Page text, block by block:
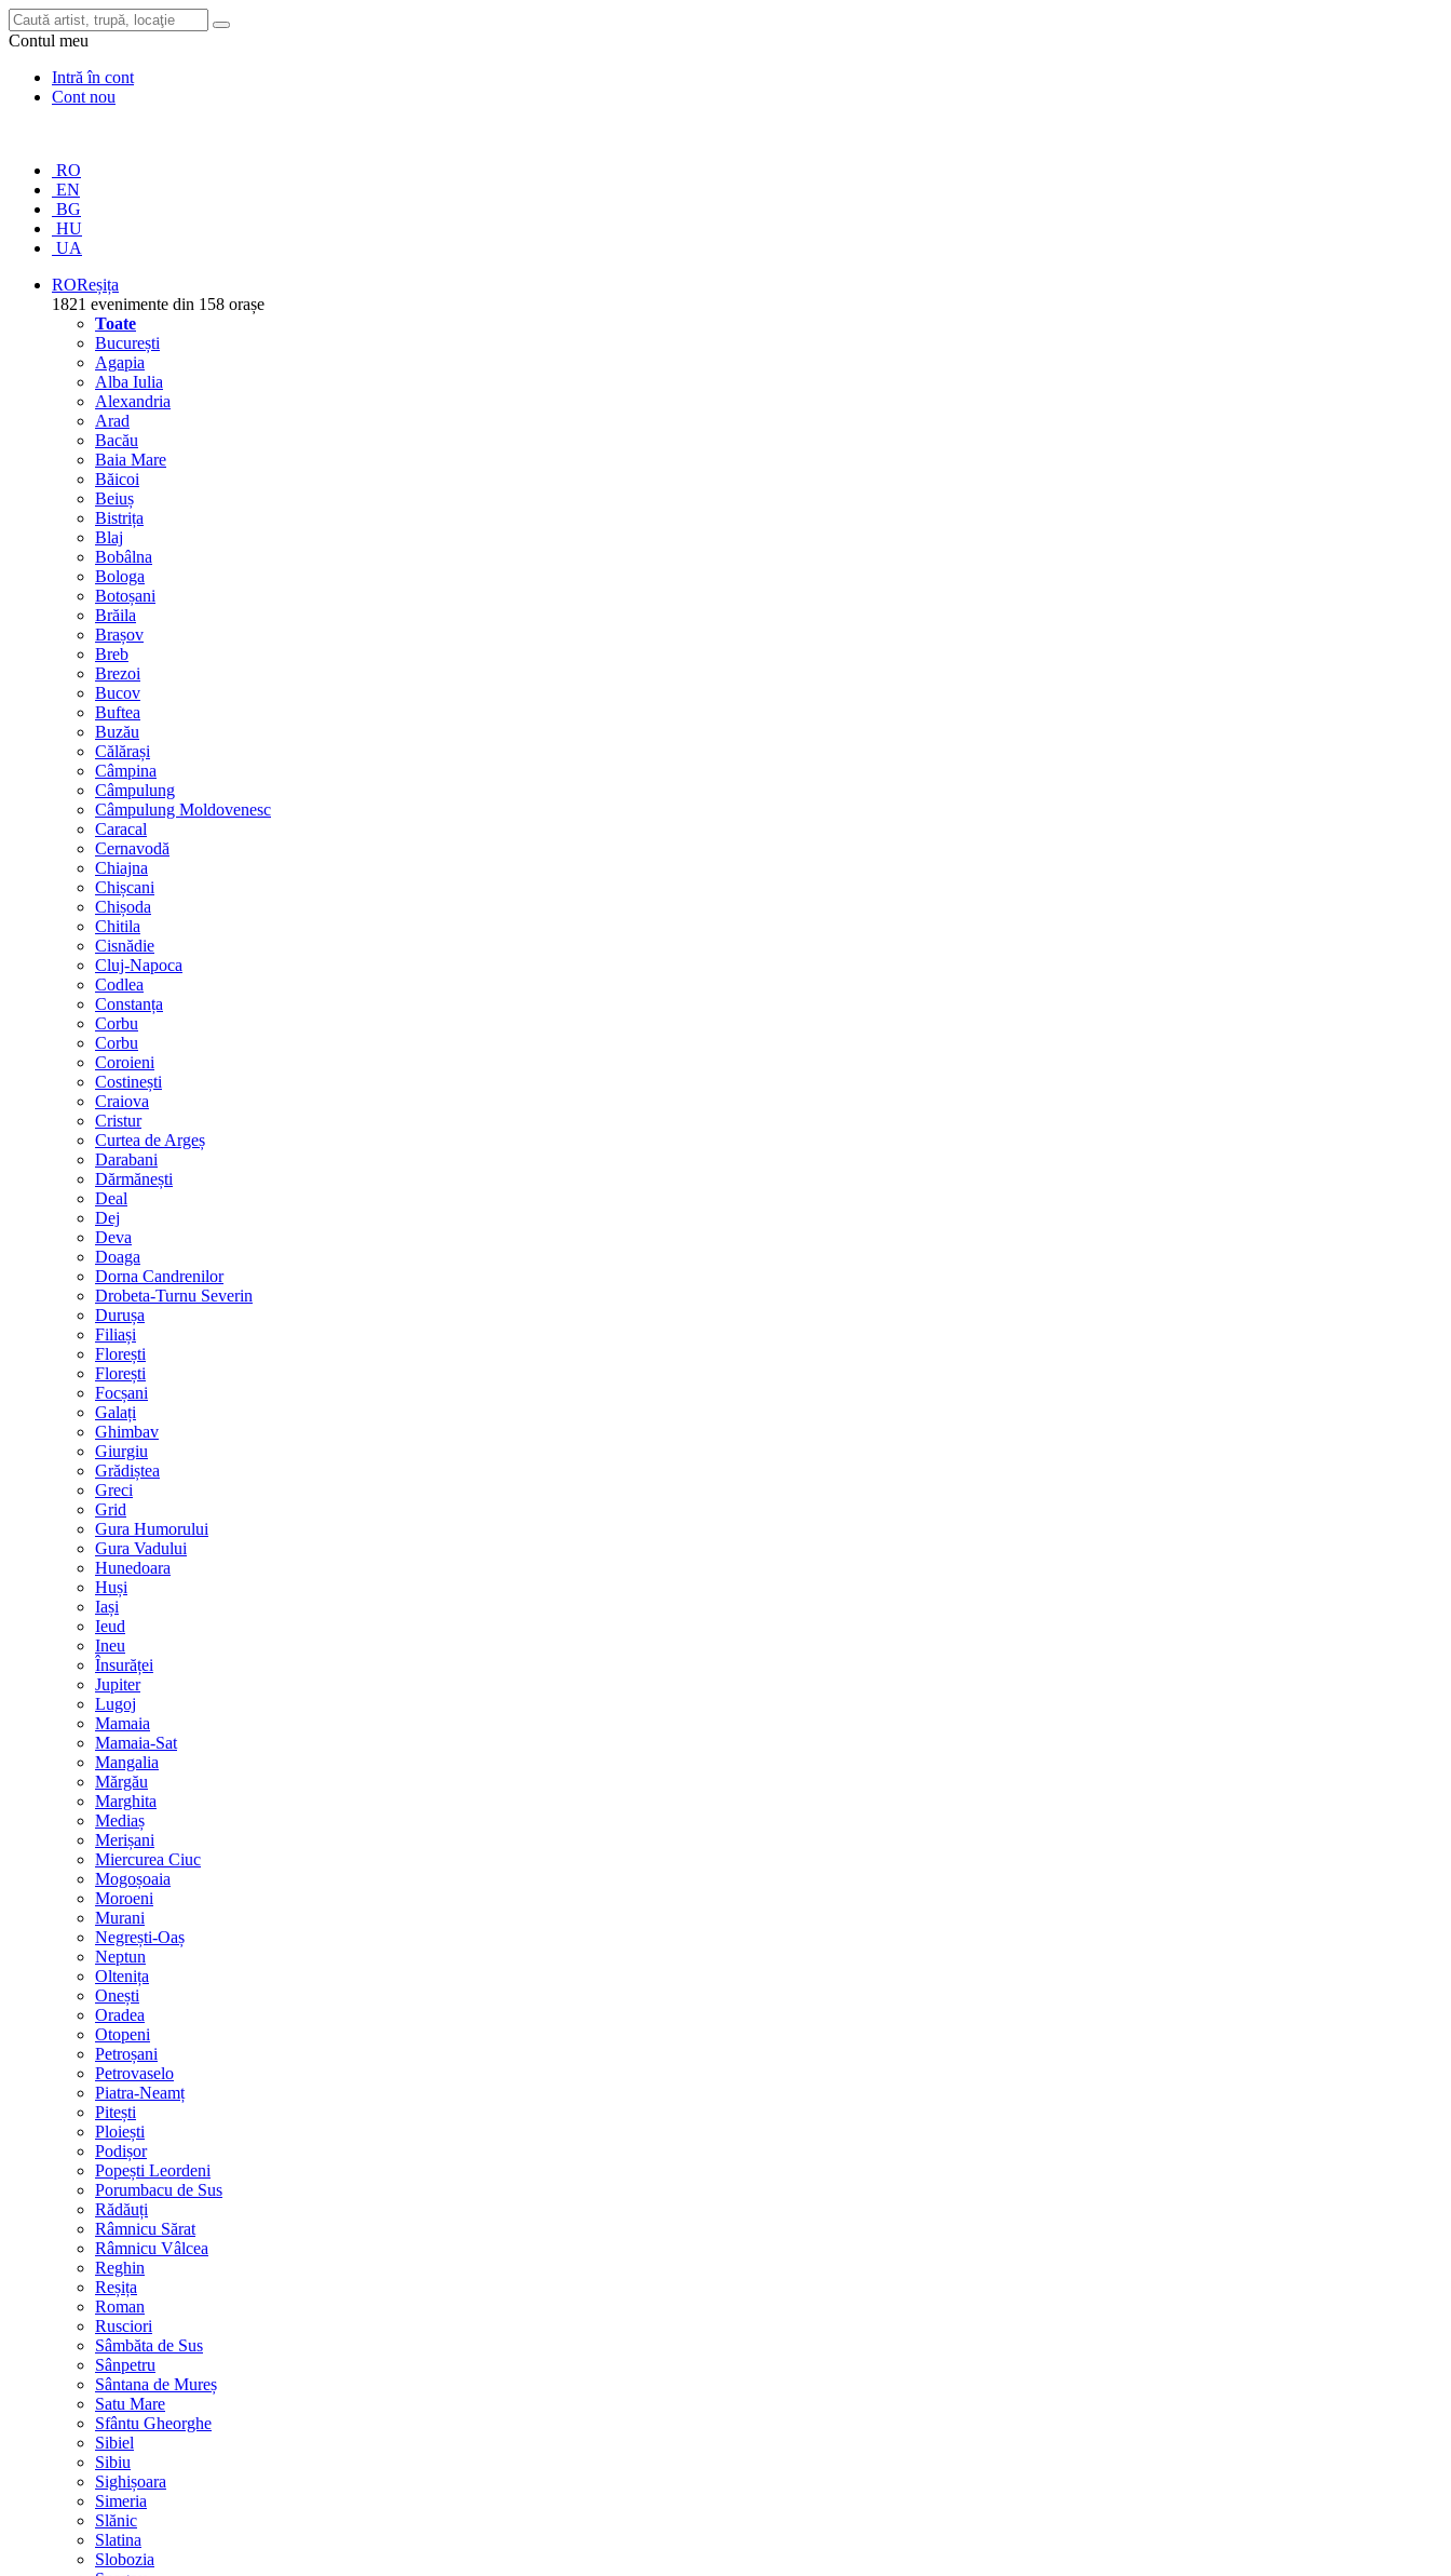
Contul meu
Intră în cont
Cont nou
RO
EN
BG
HU
UA
ROReșița
1821 evenimente din 158 orașe
Toate
București
Agapia
Alba Iulia
Alexandria
Arad
Bacău
Baia Mare
Băicoi
Beiuș
Bistrița
Blaj
Bobâlna
Bologa
Botoșani
Brăila
Brașov
Breb
Brezoi
Bucov
Buftea
Buzău
Călărași
Câmpina
Câmpulung
Câmpulung Moldovenesc
Caracal
Cernavodă
Chiajna
Chișcani
Chișoda
Chitila
Cisnădie
Cluj-Napoca
Codlea
Constanța
Corbu
Corbu
Coroieni
Costinești
Craiova
Cristur
Curtea de Argeș
Darabani
Dărmănești
Deal
Dej
Deva
Doaga
Dorna Candrenilor
Drobeta-Turnu Severin
Durușa
Filiași
Florești
Florești
Focșani
Galați
Ghimbav
Giurgiu
Grădiștea
Greci
Grid
Gura Humorului
Gura Vadului
Hunedoara
Huși
Iași
Ieud
Ineu
Însurăței
Jupiter
Lugoj
Mamaia
Mamaia-Sat
Mangalia
Mărgău
Marghita
Mediaș
Merișani
Miercurea Ciuc
Mogoșoaia
Moroeni
Murani
Negrești-Oaș
Neptun
Oltenița
Onești
Oradea
Otopeni
Petroșani
Petrovaselo
Piatra-Neamț
Pitești
Ploiești
Podișor
Popești Leordeni
Porumbacu de Sus
Rădăuți
Râmnicu Sărat
Râmnicu Vâlcea
Reghin
Reșița
Roman
Rusciori
Sâmbăta de Sus
Sânpetru
Sântana de Mureș
Satu Mare
Sfântu Gheorghe
Sibiel
Sibiu
Sighișoara
Simeria
Slănic
Slatina
Slobozia